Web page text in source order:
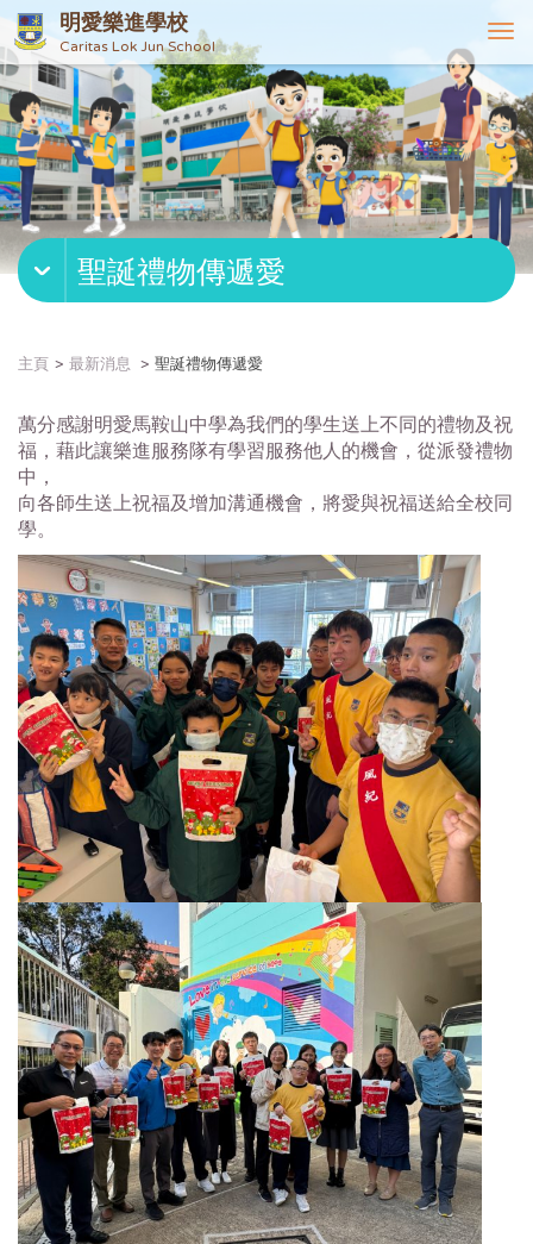
明愛樂進學校
Caritas Lok Jun School
T
o
g
g
l
e
n
v
g
n
聖誕禮物傳遞愛
主頁 最新消息 聖誕禮物傳遞愛
萬分感謝明愛馬鞍山中學為我們的學生送上不同的禮物及祝
福，藉此讓樂進服務隊有學習服務他人的機會，從派發禮物
中，
向各師生送上祝福及增加溝通機會，將愛與祝福送給全校同
學。